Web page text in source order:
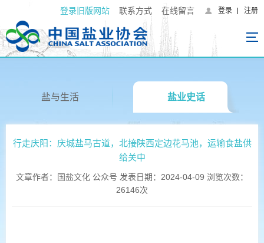
登录旧版网站 联系方式 在线留言 登录 注册
盐与生活 盐业史话
行走庆阳：庆城盐马古道，北接陕西定边花马池，运输食盐供
给关中
文章作者：国盐文化 公众号 发表日期：2024-04-09 浏览次数：
26146次